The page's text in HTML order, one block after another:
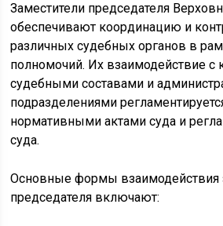
Заместители председателя
обеспечивают координацию и
различных судебных органов в
полномочий. Их взаимодействие с
судебными составами и
подразделениями
нормативными актами суда и
суда.
Основные формы взаимодействия
председателя включают: